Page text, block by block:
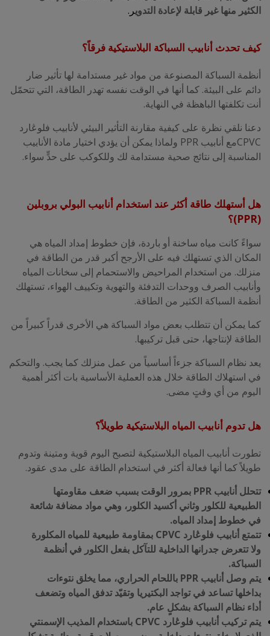
الكثير منها غير قابلة لإعادة التدوير.
كيف تحدث أنابيب السباكة البلاستيكية فرقاً؟
أنظمة السباكة المصنوعة من مواد غير مستدامة لها تأثير ضار
دائم على البيئة. كما أنها في الوقت نفسه تهدر الطاقة، التي تتحمّل
أنت تكلفتها الباهظة في النهاية.
دعنا نلقي نظرة على كيفية مقارنة التأثير البيئي لأنابيب فلوڠارد
CPVCمع أنابيب PPR ولماذا يمكن أن يؤدي اختيار مادة الأنابيب
المناسبة إلى نتائج صحية مستدامة لك وللكوكب على حدٍّ سواء.
هل أستهلك طاقة أكثر عند استخدام أنابيب البولي بروبلين
(PPR)؟
سواءً كانت مياه ساخنة أو باردة، فإن خطوط إمداد المياه هي
المكان الذي تستهلك فيه على الأرجح أكبر قدر من الطاقة في
منزلك. من استخدام المراحيض والاستحمام إلى سخانات المياه
وأنابيب الصرف ووحدات التدفئة والتهوية وتكييف الهواء، تستهلك
أنظمة السباكة الكثير من الطاقة.
كما يمكن أن تتطلب بعض مواد السباكة هي الأخرى قدراً كبيراً من
الطاقة لإنتاجها، حتى قبل تركيبها.
يعد نظام السباكة جزءاً أساسياً من عمل منزلك كما يجب. والتحكم
في استهلاك الطاقة خلال هذه العملية الأساسية بات أكثر أهمية
اليوم من أي وقتٍ مضى.
هل تدوم أنابيب المياه البلاستيكية طويلاً؟
تطورت أنابيب المياه البلاستيكية لتصبح اليوم قوية ومتينة وتدوم
طويلاً كما أنها فعالة أكثر في استخدام الطاقة على مدى عقود.
تتحلل أنابيب PPR بمرور الوقت بسبب ضعف مقاومتها
الطبيعية للكلور وثاني أكسيد الكلور، وهي مواد مضافة شائعة
في خطوط إمداد المياه.
تتمتع أنابيب فلوڠارد CPVC بمقاومة طبيعية للمياه المكلورة
ولا تتعرض جدرانها الداخلية للتآكل بفعل الكلور في أنظمة
السباكة.
يتم وصل أنابيب PPR باللحام الحراري، مما يخلق نتوءات
بداخلها تساعد في تواجد البكتيريا وتقيّد تدفق المياه وتضعف
أداء نظام السباكة بشكلٍ عام.
يتم تركيب أنابيب فلوڠارد CPVC باستخدام المذيب الإسمنتي